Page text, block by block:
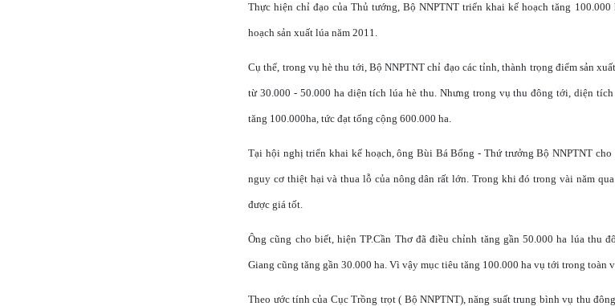
Thực hiện chỉ đạo của Thủ tướng, Bộ NNPTNT triển khai kế hoạch tăng
hoạch sản xuất lúa năm 2011.
Cụ thể, trong vụ hè thu tới, Bộ NNPTNT chỉ đạo các tỉnh, thành trọng điểm sản
từ 30.000 - 50.000 ha diện tích lúa hè thu. Nhưng trong vụ thu đông tới, diện
tăng 100.000ha, tức đạt tổng cộng 600.000 ha.
Tại hội nghị triển khai kế hoạch, ông Bùi Bá Bổng - Thứ trưởng Bộ NNPTNT cho
nguy cơ thiệt hại và thua lỗ của nông dân rất lớn. Trong khi đó trong vài năm
được giá tốt.
Ông cũng cho biết, hiện TP.Cần Thơ đã điều chỉnh tăng gần 50.000 ha lúa thu
Giang cũng tăng gần 30.000 ha. Vì vậy mục tiêu tăng 100.000 ha vụ tới trong toàn
Theo ước tính của Cục Trồng trọt ( Bộ NNPTNT), năng suất trung bình vụ thu